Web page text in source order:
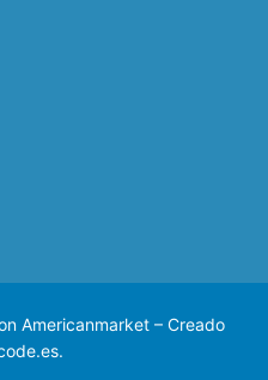
Americanmarket – Creado